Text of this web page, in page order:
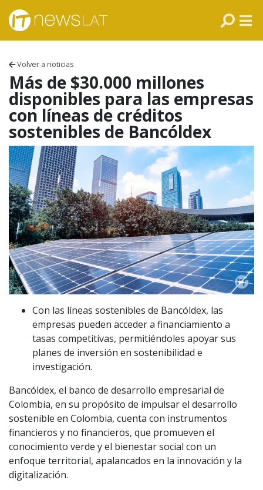
Skip to content
Volver a noticias
Más de $30.000 millones
disponibles para las empresas
con líneas de créditos
sostenibles de Bancóldex
Con las líneas sostenibles de Bancóldex, las
empresas pueden acceder a financiamiento a
tasas competitivas, permitiéndoles apoyar sus
planes de inversión en sostenibilidad e
investigación.
Bancóldex, el banco de desarrollo empresarial de
Colombia, en su propósito de impulsar el desarrollo
sostenible en Colombia, cuenta con instrumentos
financieros y no financieros, que promueven el
conocimiento verde y el bienestar social con un
enfoque territorial, apalancados en la innovación y la
digitalización.
VENEZUELA
ECUADOR
PERÚ
ARGENTINA
MÉXICO